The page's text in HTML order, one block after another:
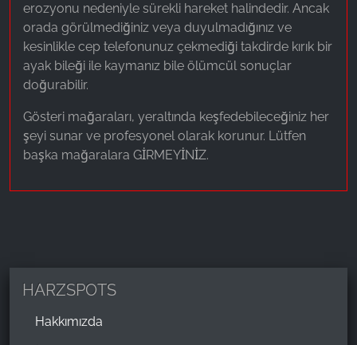
erozyonu nedeniyle sürekli hareket halindedir. Ancak
orada görülmediğiniz veya duyulmadığınız ve
kesinlikle cep telefonunuz çekmediği takdirde kırık bir
ayak bileği ile kaymanız bile ölümcül sonuçlar
doğurabilir.
Gösteri mağaraları, yeraltında keşfedebileceğiniz her
şeyi sunar ve profesyonel olarak korunur. Lütfen
başka mağaralara GİRMEYİNİZ.
HARZSPOTS
Hakkımızda